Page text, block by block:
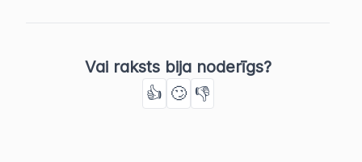
Vai raksts bija noderīgs?
👍 🙄 👎